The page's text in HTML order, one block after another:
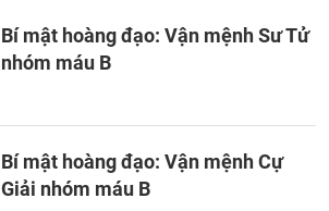
Bí mật hoàng đạo: Vận mệnh Sư Tử
nhóm máu B
Bí mật hoàng đạo: Vận mệnh Cự
Giải nhóm máu B